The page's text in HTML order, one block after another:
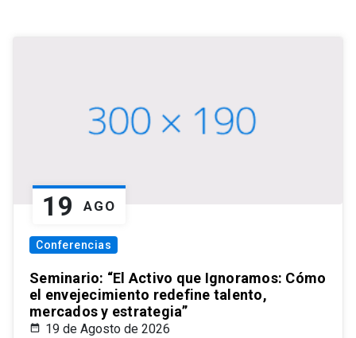
19 AGO
Conferencias
Seminario: “El Activo que Ignoramos: Cómo
el envejecimiento redefine talento,
mercados y estrategia”
19 de Agosto de 2026